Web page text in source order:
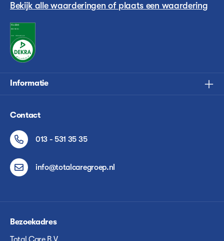
Bekijk alle waarderingen of plaats een waardering
Informatie
Contact
013 - 531 35 35
info@totalcaregroep.nl
Bezoekadres